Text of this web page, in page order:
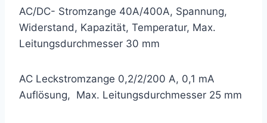
AC/DC- Stromzange 40A/400A, Spannung,
Widerstand, Kapazität, Temperatur, Max.
Leitungsdurchmesser 30 mm
AC Leckstromzange 0,2/2/200 A, 0,1 mA
Auflösung, Max. Leitungsdurchmesser 25 mm